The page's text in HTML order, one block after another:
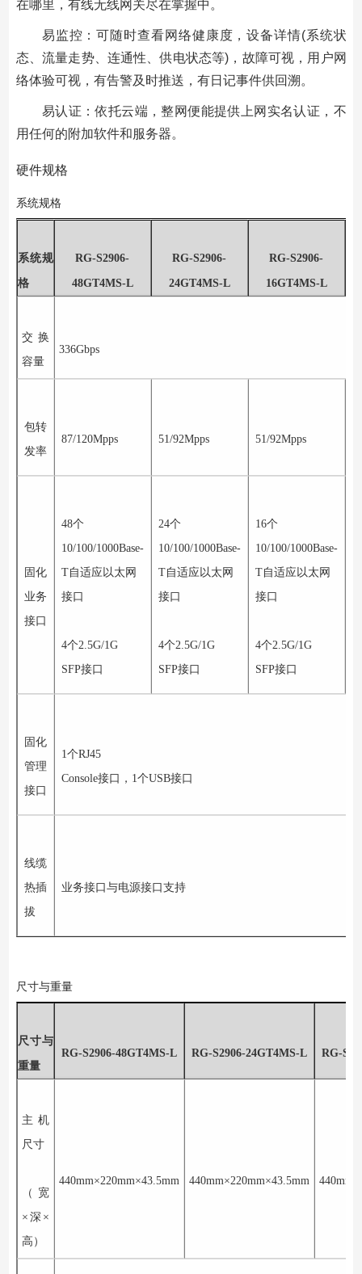
在哪里，有线无线网关尽在掌握中。
易监控：可随时查看网络健康度，设备详情(系统状
态、流量走势、连通性、供电状态等) ，故障可视，用户网
络体验可视，有告警及时推送，有日记事件供回溯。
易认证：依托云端，整网便能提供上网实名认证，不
用任何的附加软件和服务器。
硬件规格
系统规格
系统规
格
RG-S2906-
48GT4MS-L
RG-S2906-
24GT4MS-L
RG-S2906-
16GT4MS-L
交换
容量
336Gbps
包转
发率
87/120Mpps 51/92Mpps 51/92Mpps
固化
业务
接口
48个
10/100/1000Base-
T自适应以太网
接口
4个2.5G/1G
SFP接口
24个
10/100/1000Base-
T自适应以太网
接口
4个2.5G/1G
SFP接口
16个
10/100/1000Base-
T自适应以太网
接口
4个2.5G/1G
SFP接口
固化
管理
接口
1 个RJ45
Console接口， 1 个USB接口
线缆
热插
拔
业务接口与电源接口支持
尺寸与重量
尺寸与
重量
RG-S2906-48GT4MS-L RG-S2906-24GT4MS-L RG-
主机
尺寸
（宽
×深×
高）
440mm×220mm×43.5mm 440mm×220mm×43.5mm 440mm